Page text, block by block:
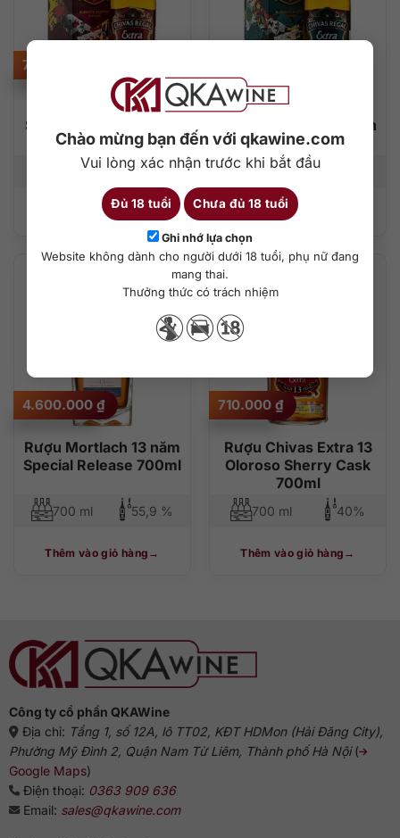
Chào mừng bạn đến với qkawine.com
Vui lòng xác nhận trước khi bắt đầu
Đủ 18 tuổi Chưa đủ 18 tuổi
Ghi nhớ lựa chọn
Website không dành cho người dưới 18 tuổi, phụ nữ đang
mang thai.
Thưởng thức có trách nhiệm
Rượu Chivas Extra 13
Sherry Cask Selection
700ml
750.000
700 ml 40%
Thêm vào giỏ hàng
Rượu Chivas Extra 13
Tequila Cask Selection
700ml
700 ml
Thêm vào giỏ hàng
Rượu Mortlach 13 năm
Special Release 700ml
4.600.000 ₫
700 ml 55,9 %
Thêm vào giỏ hàng
Rượu Chivas Extra 13
Oloroso Sherry Cask
700ml
710.000 ₫
700 ml 40%
Thêm vào giỏ hàng
Công ty cổ phần QKAWine
Địa chỉ: Tầng 1, số 12A, lô TT02, KĐT HDMon (Hải Đăng City),
Phường Mỹ Đình 2, Quận Nam Từ Liêm, Thành phố Hà Nội(
Google Maps)
Điện thoại: 0363 909 636
Email: sales@qkawine.com